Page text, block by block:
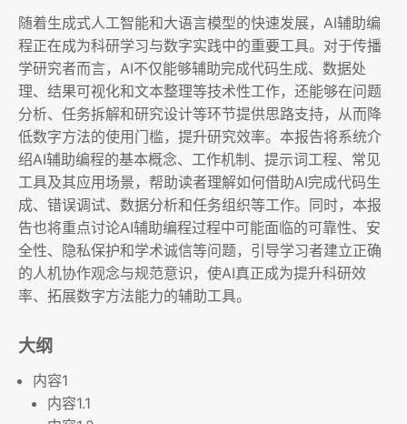
随着生成式人工智能和大语言模型的快速发展，AI辅助编
程正在成为科研学习与数字实践中的重要工具。对于传播
学研究者而言，AI不仅能够辅助完成代码生成、数据处
理、结果可视化和文本整理等技术性工作，还能够在问题
分析、任务拆解和研究设计等环节提供思路支持，从而降
低数字方法的使用门槛，提升研究效率。本报告将系统介
绍AI辅助编程的基本概念、工作机制、提示词工程、常见
工具及其应用场景，帮助读者理解如何借助AI完成代码生
成、错误调试、数据分析和任务组织等工作。同时，本报
告也将重点讨论AI辅助编程过程中可能面临的可靠性、安
全性、隐私保护和学术诚信等问题，引导学习者建立正确
的人机协作观念与规范意识，使AI真正成为提升科研效
率、拓展数字方法能力的辅助工具。
大纲
内容1
内容1.1